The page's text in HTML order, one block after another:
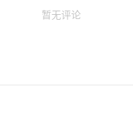
暂无评论